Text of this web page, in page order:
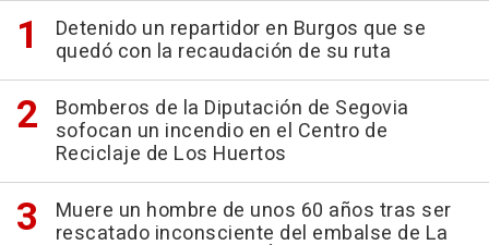
Detenido un repartidor en Burgos que se
quedó con la recaudación de su ruta
Bomberos de la Diputación de Segovia
sofocan un incendio en el Centro de
Reciclaje de Los Huertos
Muere un hombre de unos 60 años tras ser
rescatado inconsciente del embalse de La